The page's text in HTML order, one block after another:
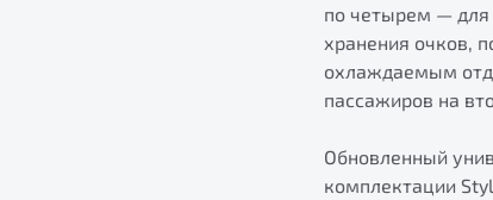
по четырем — для
хранения очков,
охлаждаемым
пассажиров на
Обновленный
комплектации